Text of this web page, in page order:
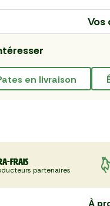
Vos
pates en livraison
frais
partenaires
À